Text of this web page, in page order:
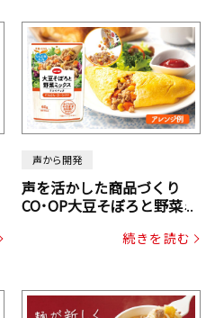
声から開発
声を活かした商品づくり
CO･OP大豆そぼろと野菜ミ
じん・コーン入り）続きを読む